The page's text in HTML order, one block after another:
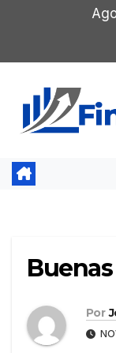
contenido
Por